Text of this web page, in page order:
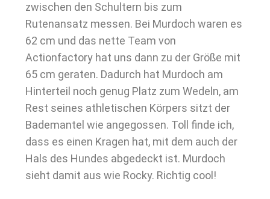
zwischen den Schultern bis zum
Rutenansatz messen. Bei Murdoch waren es
62 cm und das nette Team von
Actionfactory hat uns dann zu der Größe mit
65 cm geraten. Dadurch hat Murdoch am
Hinterteil noch genug Platz zum Wedeln, am
Rest seines athletischen Körpers sitzt der
Bademantel wie angegossen. Toll finde ich,
dass es einen Kragen hat, mit dem auch der
Hals des Hundes abgedeckt ist. Murdoch
sieht damit aus wie Rocky. Richtig cool!